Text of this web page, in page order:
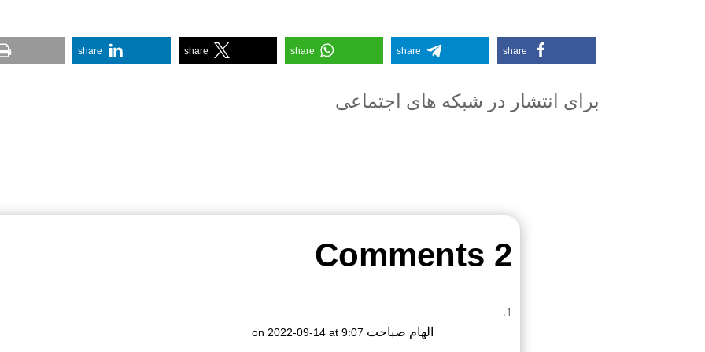
share
share
share
share
share
برای انتشار در شبکه های اجتماعی
2 Comments
الهام صباحت on 2022-09-14 at 9:07